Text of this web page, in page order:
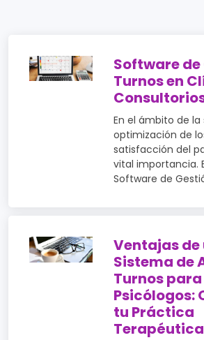
Software
Turnos en
En el ámbito de la
optimización de
satisfacción del
vital importancia.
Software de
Ventajas de
Sistema de
Turnos para
Psicólogos:
tu Práctica
Terapéutica